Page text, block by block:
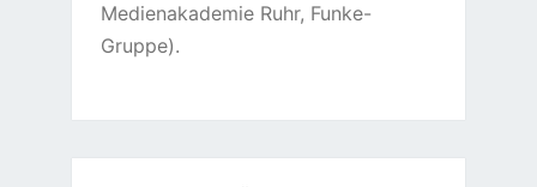
Medienakademie Ruhr, Funke-
Gruppe).